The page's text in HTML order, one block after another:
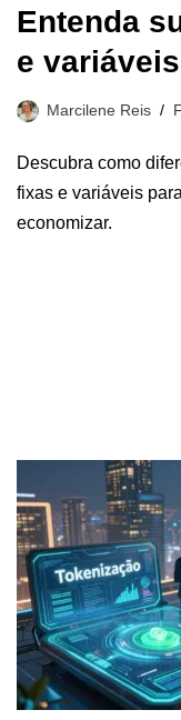
Entenda
e
Marcilene Reis
Descubra como
fixas e variáveis
economizar.